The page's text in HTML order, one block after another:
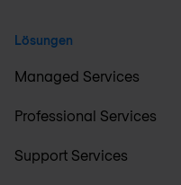
Lösungen
Managed Services
Professional Services
Support Services